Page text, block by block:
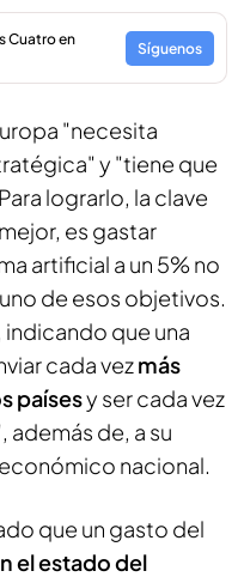
Cuatro en
Síguenos
"necesita
y "tiene que
lograrlo, la clave
es gastar
artificial a un 5% no
de esos objetivos.
que una
cada vezmás
paísesy ser cada vez
de, a su
nacional.
que un gasto del
el estado del